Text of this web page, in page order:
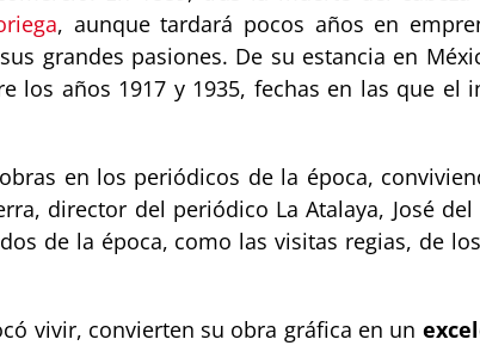
, aunque tardará pocos años en
grandes pasiones. De su estancia en
años 1917 y 1935, fechas en las que el
en los periódicos de la época,
director del periódico La Atalaya, José del
de la época, como las visitas regias, de
vivir, convierten su obra gráfica en un